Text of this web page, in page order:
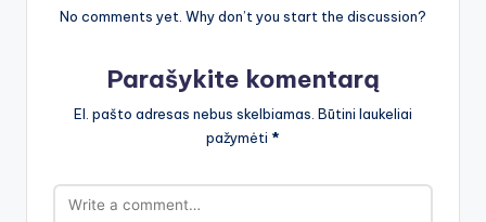
No comments yet. Why don’t you start the discussion?
Parašykite komentarą
El. pašto adresas nebus skelbiamas. Būtini laukeliai
pažymėti *